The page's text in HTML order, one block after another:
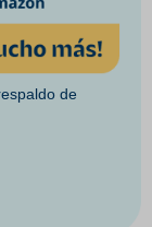
de